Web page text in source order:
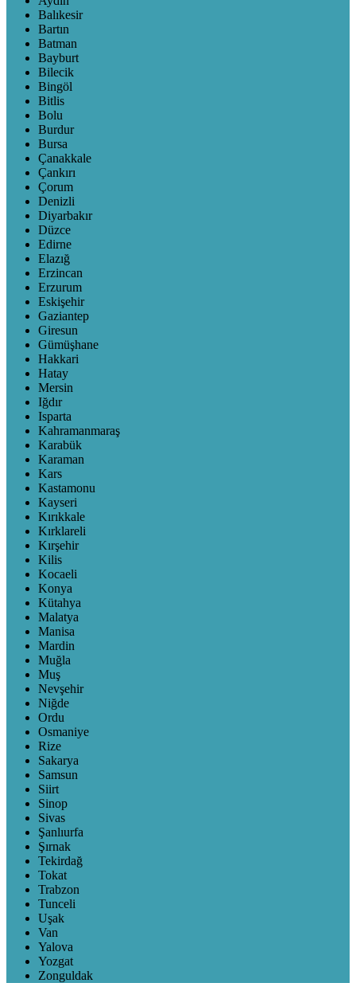
Balıkesir
Bartın
Batman
Bayburt
Bilecik
Bingöl
Bitlis
Bolu
Burdur
Bursa
Çanakkale
Çankırı
Çorum
Denizli
Diyarbakır
Düzce
Edirne
Elazığ
Erzincan
Erzurum
Eskişehir
Gaziantep
Giresun
Gümüşhane
Hakkari
Hatay
Mersin
Iğdır
Isparta
Kahramanmaraş
Karabük
Karaman
Kars
Kastamonu
Kayseri
Kırıkkale
Kırklareli
Kırşehir
Kilis
Kocaeli
Konya
Kütahya
Malatya
Manisa
Mardin
Muğla
Muş
Nevşehir
Niğde
Ordu
Osmaniye
Rize
Sakarya
Samsun
Siirt
Sinop
Sivas
Şanlıurfa
Şırnak
Tekirdağ
Tokat
Trabzon
Tunceli
Uşak
Van
Yalova
Yozgat
Zonguldak